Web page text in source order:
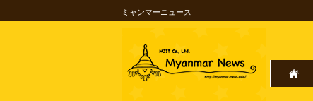
ミャンマーニュース